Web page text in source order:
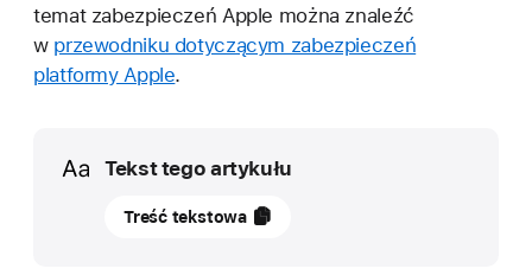
temat zabezpieczeń Apple można znaleźć
w przewodniku dotyczącym zabezpieczeń
platformy Apple.
Media
Tekst tego artykułu
26Treść tekstowa